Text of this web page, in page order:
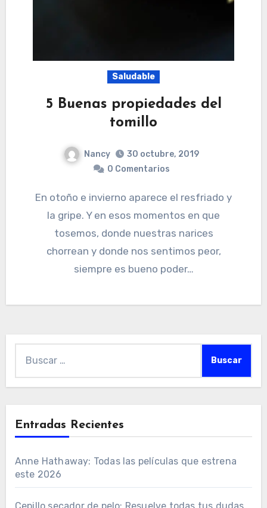
Saludable
5 Buenas propiedades del
tomillo
Nancy
30 octubre, 2019
0 Comentarios
En otoño e invierno aparece el resfriado y
la gripe. Y en esos momentos en que
tosemos, donde nuestras narices
chorrean y donde nos sentimos peor,
siempre es bueno poder…
Entradas Recientes
Anne Hathaway: Todas las películas que estrena
este 2026